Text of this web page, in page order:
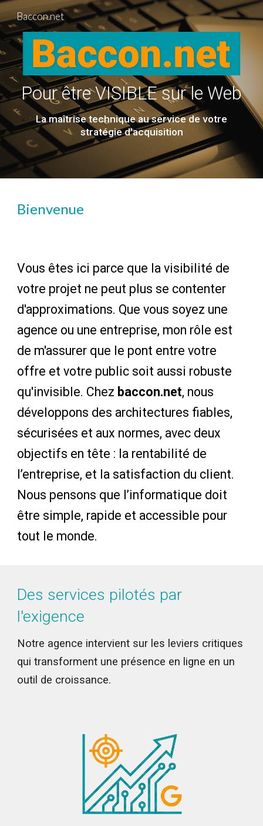
Skip to main content Skip to navigation
Baccon.net
Pour être VISIBLE sur le Web
La maîtrise technique au service de votre
stratégie d'acquisition
Bienvenue
Vous êtes ici parce que la visibilité de
votre projet ne peut plus se contenter
d'approximations. Que vous soyez une
agence ou une entreprise, mon rôle est
de m'assurer que le pont entre votre
offre et votre public soit aussi robuste
qu'invisible. Chez baccon.net, nous
développons des architectures fiables,
sécurisées et aux normes, avec deux
objectifs en tête : la rentabilité de
l’entreprise, et la satisfaction du client.
Nous pensons que l’informatique doit
être simple, rapide et accessible pour
tout le monde.
Des services pilotés par
l'exigence
Notre agence intervient sur les leviers critiques
qui transforment une présence en ligne en un
outil de croissance.